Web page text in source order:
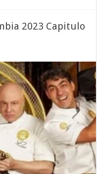
2023 Capitulo